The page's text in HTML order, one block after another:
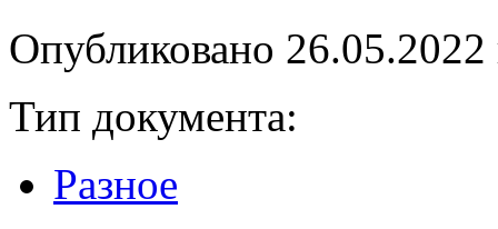
Опубликовано 26.05.2022
Тип документа:
Разное